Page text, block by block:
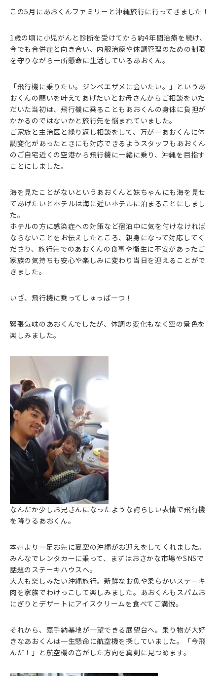
この5月にあおくんファミリーと沖縄旅行に行ってきました！
1歳の頃に小児がんと診断を受けてから約4年間治療を続け、
今でも合併症と向き合い、内服治療や体調管理のための制限
を守りながら一所懸命に生活しているあおくん。
「飛行機に乗りたい。ジンベエザメに会いたい。」というあ
おくんの願いを叶えてあげたいとお母さんからご相談をいた
だいた当初は、飛行機に乗ることもあおくんの身体に負担が
かかるのではないかと旅行先を悩まれていました。
ご家族と主治医と繰り返し相談をして、万が一あおくんに体
調変化があったときにも対応できるようスタッフもあおくん
のご自宅近くの空港から飛行機に一緒に乗り、沖縄を目指す
ことにしました。
海を見たことがないというあおくんと妹ちゃんにも海を見せ
てあげたいとホテルは海に近いホテルに泊まることにしまし
た。
ホテルの方に感染症への対策など宿泊中に気を付けなければ
ならないことをお伝えしたところ、親身になって対応してく
ださり、旅行先でのあおくんの食事や衛生に不安があったご
家族の気持ちも安心や楽しみに変わり当日を迎えることがで
きました。
いざ、飛行機に乗ってしゅっぱーつ！
緊張気味のあおくんでしたが、体調の変化もなく空の景色を
楽しみました。
なんだか少しお兄さんになったような誇らしい表情で飛行機
を降りるあおくん。
本州より一足お先に夏空の沖縄がお迎えをしてくれました。
みんなでレンタカーに乗って、まずはおさかな市場やSNSで
話題のステーキハウスへ。
大人も楽しみたい沖縄旅行。新鮮なお魚や柔らかいステーキ
肉を家族でわけっこして楽しみました。あおくんもスパムお
にぎりとデザートにアイスクリームを食べてご満悦。
それから、嘉手納基地が一望できる展望台へ。乗り物が大好
きなあおくんは一生懸命に航空機を探していました。「今飛
んだ！」と航空機の音がした方向を真剣に見つめます。